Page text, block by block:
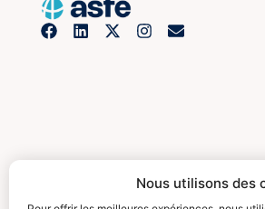
Nous utilisons des